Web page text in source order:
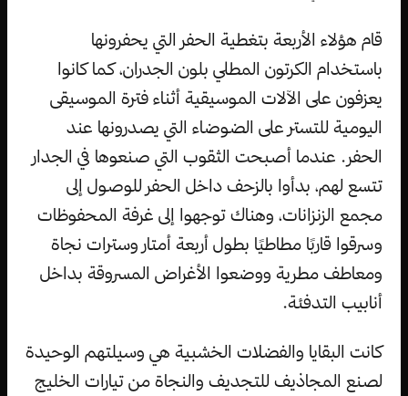
قام هؤلاء الأربعة بتغطية الحفر التي يحفرونها
باستخدام الكرتون المطلي بلون الجدران، كما كانوا
يعزفون على الآلات الموسيقية أثناء فترة الموسيقى
اليومية للتستر على الضوضاء التي يصدرونها عند
الحفر. عندما أصبحت الثقوب التي صنعوها في الجدار
تتسع لهم، بدأوا بالزحف داخل الحفر للوصول إلى
مجمع الزنزانات، وهناك توجهوا إلى غرفة المحفوظات
وسرقوا قاربًا مطاطيًا بطول أربعة أمتار وسترات نجاة
ومعاطف مطرية ووضعوا الأغراض المسروقة بداخل
أنابيب التدفئة.
كانت البقايا والفضلات الخشبية هي وسيلتهم الوحيدة
لصنع المجاذيف للتجديف والنجاة من تيارات الخليج